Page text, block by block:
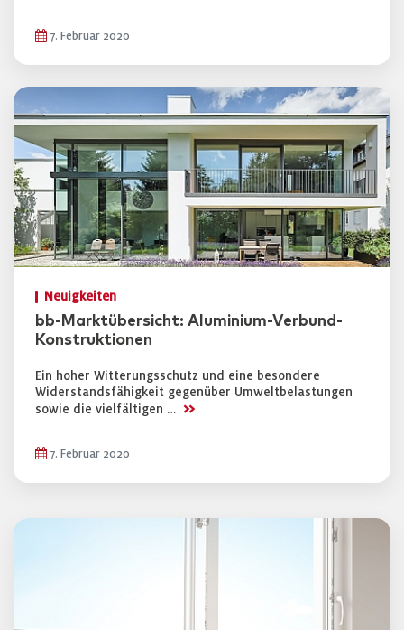
7. Februar 2020
Neuigkeiten
bb-Marktübersicht: Aluminium-Verbund-
Konstruktionen
Ein hoher Witterungsschutz und eine besondere
Widerstandsfähigkeit gegenüber Umweltbelastungen
sowie die vielfältigen … >>
7. Februar 2020